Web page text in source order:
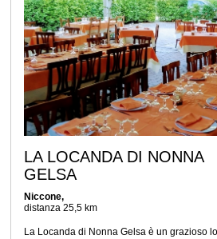
LA LOCANDA DI NONNA
GELSA
Niccone,
distanza 25,5 km
La Locanda di Nonna Gelsa è un grazioso